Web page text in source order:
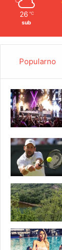
26 ℃
sub
Popularno